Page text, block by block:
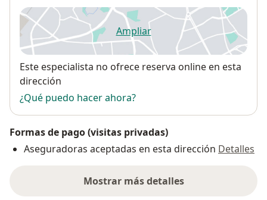
Ampliarse abre en una nueva
Disponibilidad
Este especialista no ofrece reserva online en esta
dirección
¿Qué puedo hacer ahora?
Formas de pago (visitas privadas)
Aseguradoras aceptadas en esta dirección Detalles
Mostrar más detalles
sobre la dirección